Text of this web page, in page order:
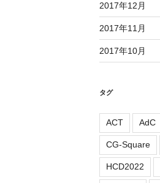
2017年12月
2017年11月
2017年10月
タグ
ACT AdC
CG-Square
HCD2022